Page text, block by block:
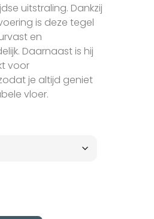
uitstraling. Dankzij
is deze tegel
en
Daarnaast is hij
voor
je altijd geniet
vloer.